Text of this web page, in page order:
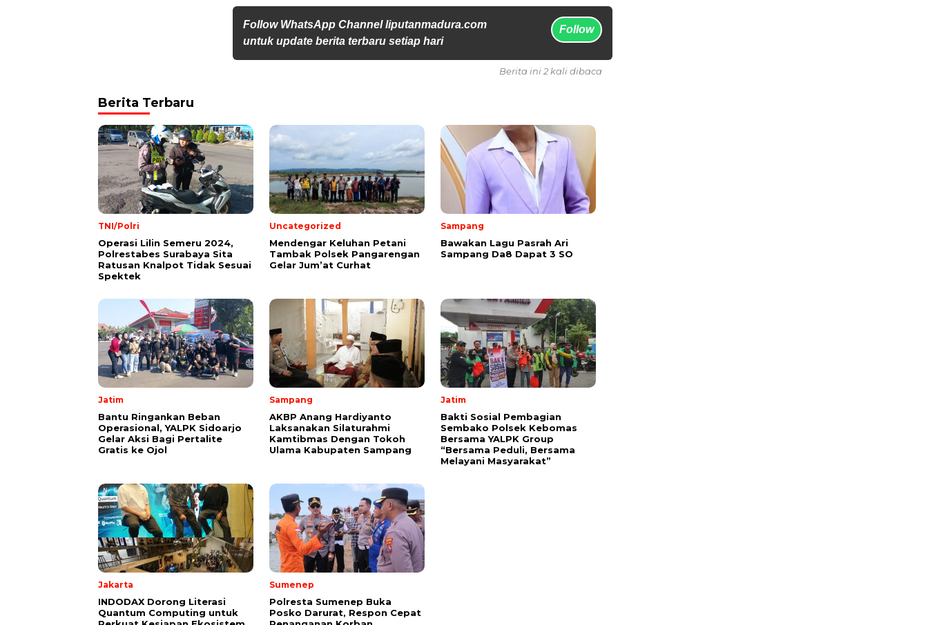
Follow WhatsApp Channel liputanmadura.com
untuk update berita terbaru setiap hari
Follow
Berita ini 2 kali dibaca
Berita Terbaru
TNI/Polri
Operasi Lilin Semeru 2024,
Polrestabes Surabaya Sita
Ratusan Knalpot Tidak Sesuai
Spektek
Uncategorized
Mendengar Keluhan Petani
Tambak Polsek Pangarengan
Gelar Jum’at Curhat
Sampang
Bawakan Lagu Pasrah Ari
Sampang Da8 Dapat 3 SO
Jatim
Bantu Ringankan Beban
Operasional, YALPK Sidoarjo
Gelar Aksi Bagi Pertalite
Gratis ke Ojol
Sampang
AKBP Anang Hardiyanto
Laksanakan Silaturahmi
Kamtibmas Dengan Tokoh
Ulama Kabupaten Sampang
Jatim
Bakti Sosial Pembagian
Sembako Polsek Kebomas
Bersama YALPK Group
“Bersama Peduli, Bersama
Melayani Masyarakat”
Jakarta
INDODAX Dorong Literasi
Quantum Computing untuk
Sumenep
Polresta Sumenep Buka
Posko Darurat, Respon Cepat